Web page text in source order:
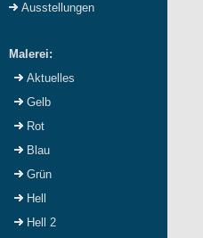
Ausstellungen
Malerei:
Aktuelles
Gelb
Rot
Blau
Grün
Hell
Hell 2